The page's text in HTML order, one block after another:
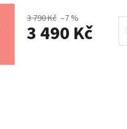
3 790 Kč –7 %
3 490 Kč